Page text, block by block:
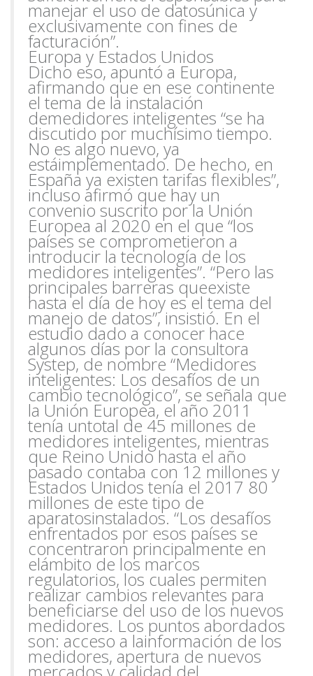
manejar el uso de datosúnica y
exclusivamente con fines de
facturación”.
Europa y Estados Unidos
Dicho eso, apuntó a Europa,
afirmando que en ese continente
el tema de la instalación
demedidores inteligentes “se ha
discutido por muchísimo tiempo.
No es algo nuevo, ya
estáimplementado. De hecho, en
España ya existen tarifas flexibles”,
incluso afirmó que hay un
convenio suscrito por la Unión
Europea al 2020 en el que “los
países se comprometieron a
introducir la tecnología de los
medidores inteligentes”. “Pero las
principales barreras queexiste
hasta el día de hoy es el tema del
manejo de datos”, insistió. En el
estudio dado a conocer hace
algunos días por la consultora
Systep, de nombre “Medidores
inteligentes: Los desafíos de un
cambio tecnológico”, se señala que
la Unión Europea, el año 2011
tenía untotal de 45 millones de
medidores inteligentes, mientras
que Reino Unido hasta el año
pasado contaba con 12 millones y
Estados Unidos tenía el 2017 80
millones de este tipo de
aparatosinstalados. “Los desafíos
enfrentados por esos países se
concentraron principalmente en
elámbito de los marcos
regulatorios, los cuales permiten
realizar cambios relevantes para
beneficiarse del uso de los nuevos
medidores. Los puntos abordados
son: acceso a lainformación de los
medidores, apertura de nuevos